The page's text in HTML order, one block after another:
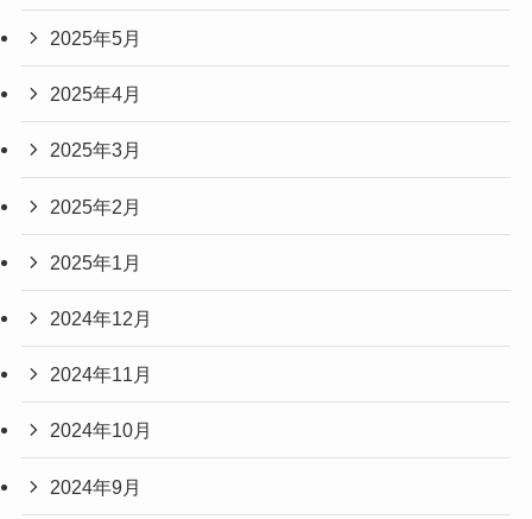
2025年5月
2025年4月
2025年3月
2025年2月
2025年1月
2024年12月
2024年11月
2024年10月
2024年9月